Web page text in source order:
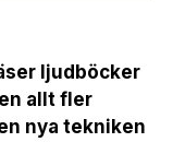
ljudböcker
allt fler
nya tekniken